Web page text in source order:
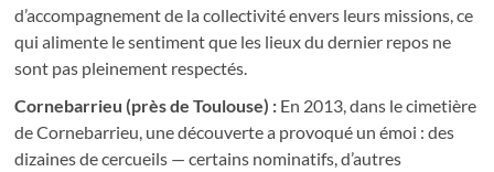
d’accompagnement de la collectivité envers leurs missions, ce
qui alimente le sentiment que les lieux du dernier repos ne
sont pas pleinement respectés.
Cornebarrieu (près de Toulouse) : En 2013, dans le cimetière
de Cornebarrieu, une découverte a provoqué un émoi : des
dizaines de cercueils — certains nominatifs, d’autres